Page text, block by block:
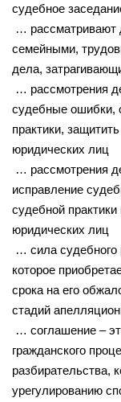
судебное
… рассматривают
семейными,
дела,
… рассмотрения
судебные ошибки,
практики,
юридических лиц
… рассмотрения
исправление
судебной
юридических лиц
… сила судебного
которое
срока на его
стадий
… соглашение –
гражданского
разбирательства,
урегулированию